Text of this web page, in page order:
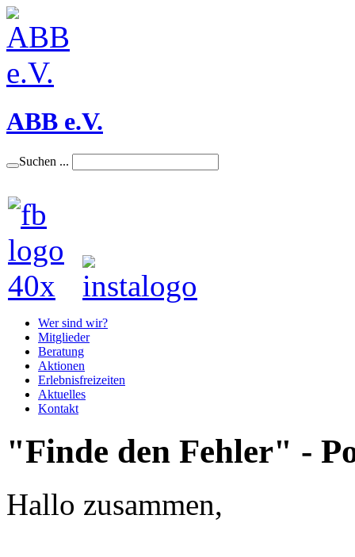
ABB e.V.
Suchen ...
Wer sind wir?
Mitglieder
Beratung
Aktionen
Erlebnisfreizeiten
Aktuelles
Kontakt
"Finde den Fehler" -
Hallo zusammen,